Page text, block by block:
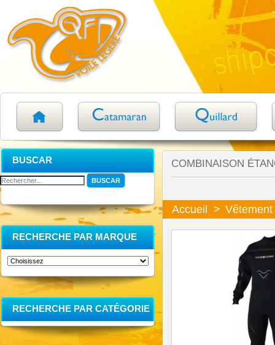
BUSCAR
RECHERCHE PAR MARQUE
RECHERCHE PAR CATÉGORIE
COMBINAISON
Accueil > Vêtement